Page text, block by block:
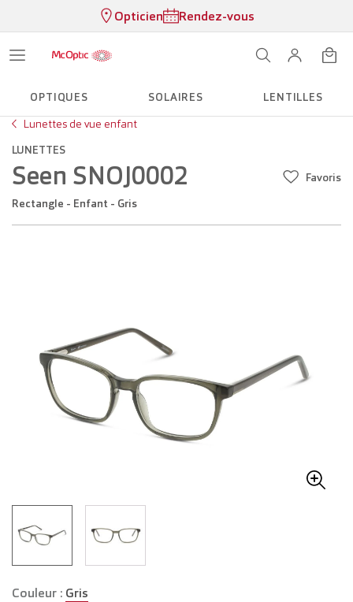
Opticien Rendez-vous
OPTIQUES SOLAIRES
LENTILLES
Lunettes de vue enfant
LUNETTES
Seen SNOJ0002
Rectangle - Enfant - Gris
Favoris
Couleur : Gris